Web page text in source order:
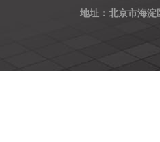
地址：北京市海